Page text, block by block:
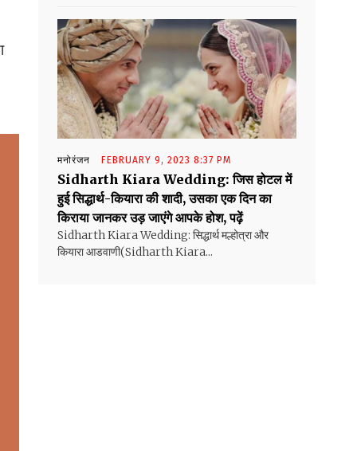
मनोरंजन FEBRUARY 9, 2023 8:37 PM
Sidharth Kiara Wedding: जिस होटल में
हुई सिद्धार्थ-कियारा की शादी, उसका एक दिन का
किराया जानकर उड़ जाएंगे आपके होश, पढ़ें
Sidharth Kiara Wedding: सिद्धार्थ मल्होत्रा और
कियारा आडवाणी(Sidharth Kiara...